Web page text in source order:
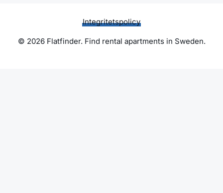
Integritetspolicy
© 2026 Flatfinder. Find rental apartments in Sweden.